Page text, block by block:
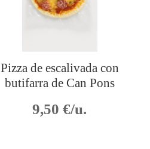
Pizza de escalivada con
butifarra de Can Pons
9,50€/u.